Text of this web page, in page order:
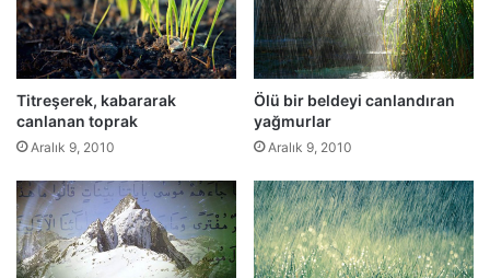
e
v
r
e
s
i
k
e
b
u
t
Titreşerek, kabararak
canlanan toprak
Aralık 9, 2010
Ölü bir beldeyi canlandıran
yağmurlar
Aralık 9, 2010